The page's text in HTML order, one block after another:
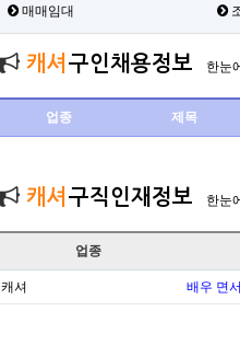
매매임대
캐셔 구인채용정보 한눈
업종 제목
캐셔 구직인재정보 한눈
업종
캐셔 배우 면